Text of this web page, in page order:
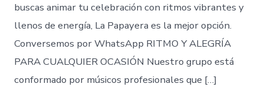
buscas animar tu celebración con ritmos vibrantes y
llenos de energía, La Papayera es la mejor opción.
Conversemos por WhatsApp RITMO Y ALEGRÍA
PARA CUALQUIER OCASIÓN Nuestro grupo está
conformado por músicos profesionales que […]